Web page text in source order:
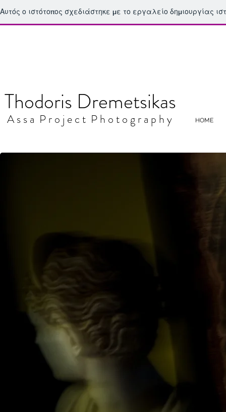
Αυτός ο ιστότοπος σχεδιάστηκε με το εργαλείο δημιουργίας
Thodoris Dremetsikas
​​​ A s s a P r o j e c t P h o t o g r a p h y HOME